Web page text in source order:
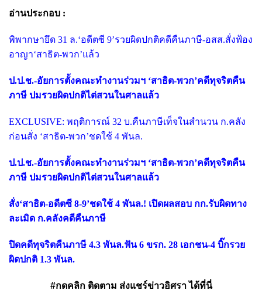
อ่านประกอบ :
พิพากษายึด 31 ล.‘อดีตซี 9’รวยผิดปกติคดีคืนภาษี-อสส.สั่งฟ้อง
อาญา‘สาธิต-พวก’แล้ว
ป.ป.ช.-อัยการตั้งคณะทำงานร่วมฯ ‘สาธิต-พวก’คดีทุจริตคืน
ภาษี ปมรวยผิดปกติไต่สวนในศาลแล้ว
EXCLUSIVE: พฤติการณ์ 32 บ.คืนภาษีเท็จในสำนวน ก.คลัง
ก่อนสั่ง ‘สาธิต-พวก’ชดใช้ 4 พันล.
ป.ป.ช.-อัยการตั้งคณะทำงานร่วมฯ ‘สาธิต-พวก’คดีทุจริตคืน
ภาษี ปมรวยผิดปกติไต่สวนในศาลแล้ว
สั่ง‘สาธิต-อดีตซี 8-9’ชดใช้ 4 พันล.! เปิดผลสอบ กก.รับผิดทาง
ละเมิด ก.คลังคดีคืนภาษี
ปิดคดีทุจริตคืนภาษี 4.3 พันล.ฟัน 6 ขรก. 28 เอกชน-4 บิ๊กรวย
ผิดปกติ 1.3 พันล.
#กดคลิก ติดตาม ส่งแชร์ข่าวอิศรา ได้ที่นี่